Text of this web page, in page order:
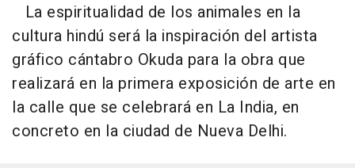
La espiritualidad de los animales en la
cultura hindú será la inspiración del artista
gráfico cántabro Okuda para la obra que
realizará en la primera exposición de arte en
la calle que se celebrará en La India, en
concreto en la ciudad de Nueva Delhi.